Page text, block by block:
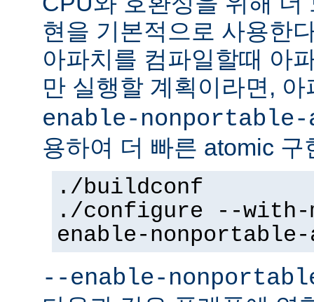
현을 기본적으로 사용한
아파치를 컴파일할때 아
만 실행할 계획이라면,
enable-nonportable-
용하여 더 빠른 atomic
./buildconf
./configure --with-
enable-nonportable-
--enable-